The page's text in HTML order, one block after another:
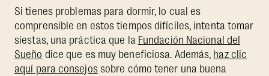
Si tienes problemas para dormir, lo cual es
comprensible en estos tiempos difíciles, intenta tomar
siestas, una práctica que la Fundación Nacional del
Sueño dice que es muy beneficiosa. Además, haz clic
aquí para consejossobre cómo tener una buena